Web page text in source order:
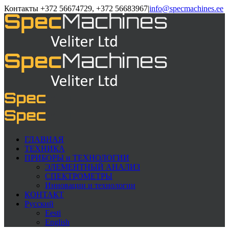
Контакты +372 56674729, +372 56683967|info@specmachines.ee
ГЛАВНАЯ
ТЕХНИКА
ПРИБОРЫ и ТЕХНОЛОГИИ
ЭЛЕМЕНTНЫЙ АНАЛИЗ
СПЕКТРОМЕТРЫ
Инновации и технологии
КОНТАКТ
Русский
Eesti
English